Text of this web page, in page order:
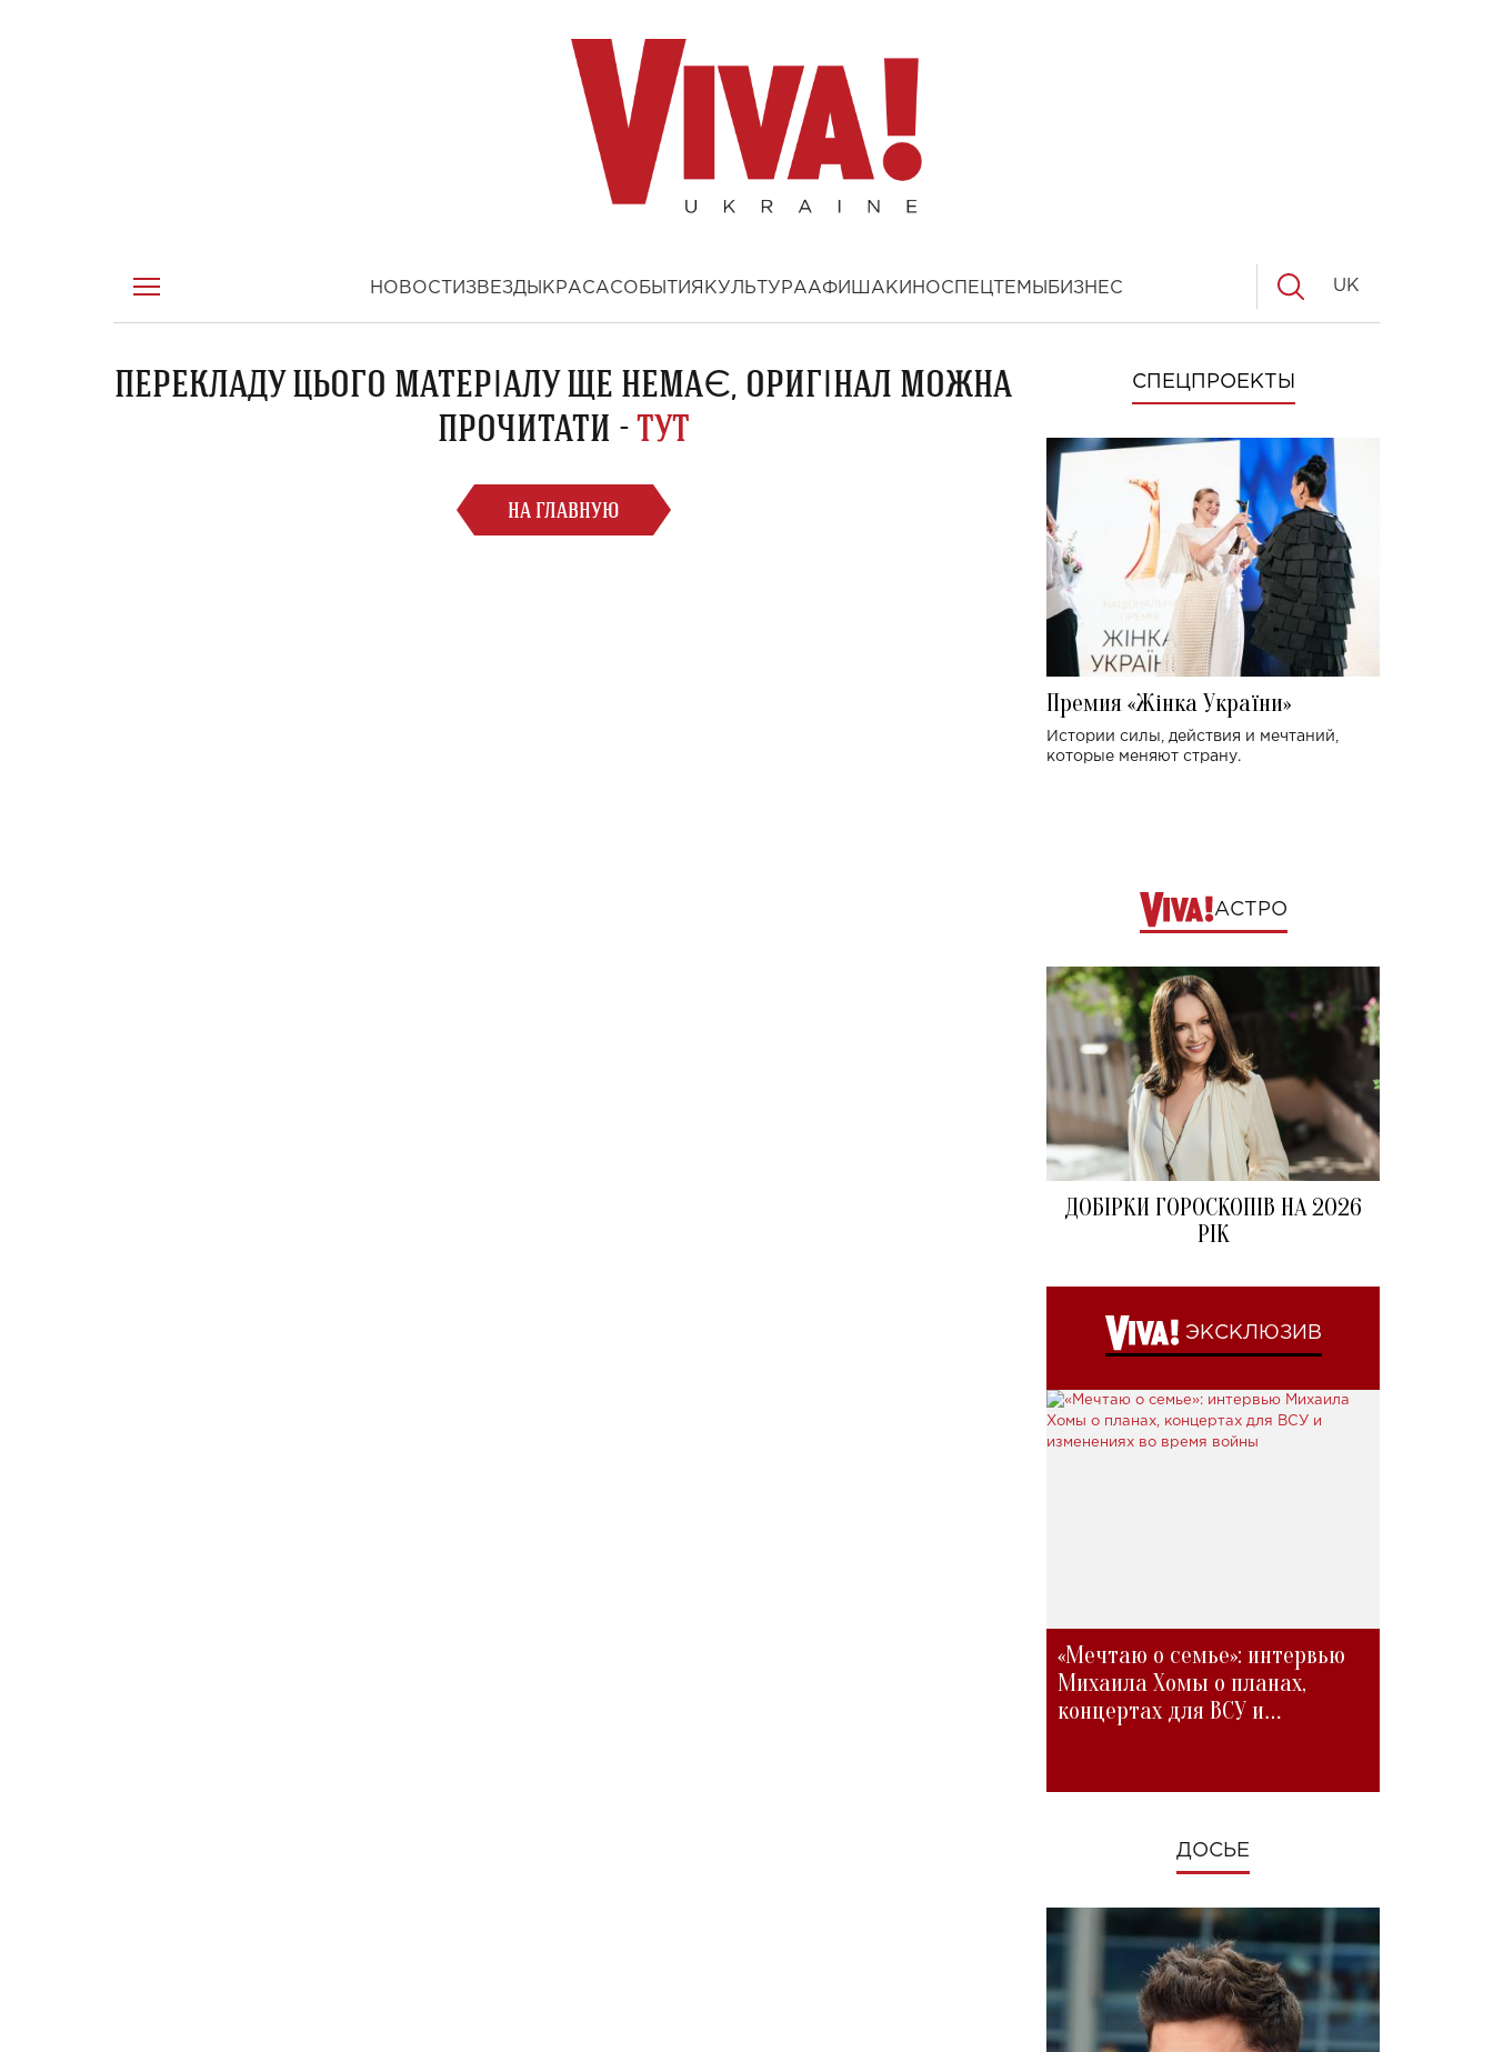
НОВОСТИ ЗВЕЗДЫ КРАСАСОБЫТИЯ КУЛЬТУРААФИША КИНОСПЕЦТЕМЫ БИЗНЕС UK
ПЕРЕКЛАДУ ЦЬОГО МАТЕРІАЛУ ЩЕ НЕМАЄ, ОРИГІНАЛ МОЖНА
ПРОЧИТАТИ -ТУТ
НА ГЛАВНУЮ
СПЕЦПРОЕКТЫ
Премия «Жінка України»
Истории силы, действия и мечтаний,
которые меняют страну.
АСТРО
ДОБІРКИ ГОРОСКОПІВ НА 2026
РІК
ЭКСКЛЮЗИВ
«Мечтаю о семье»: интервью
Михаила Хомы о планах,
концертах для ВСУ и
ДОСЬЕ